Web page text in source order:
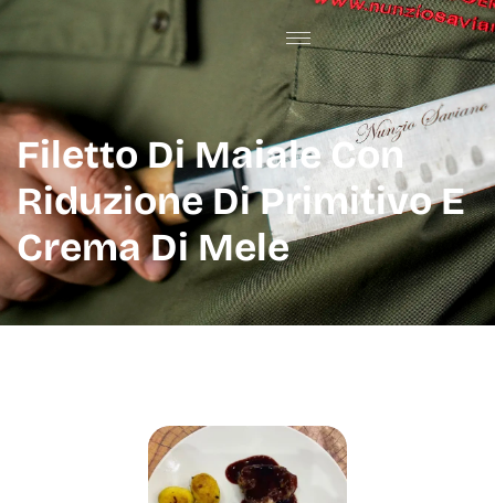
Filetto Di Maiale Con
Riduzione Di Primitivo E
Crema Di Mele